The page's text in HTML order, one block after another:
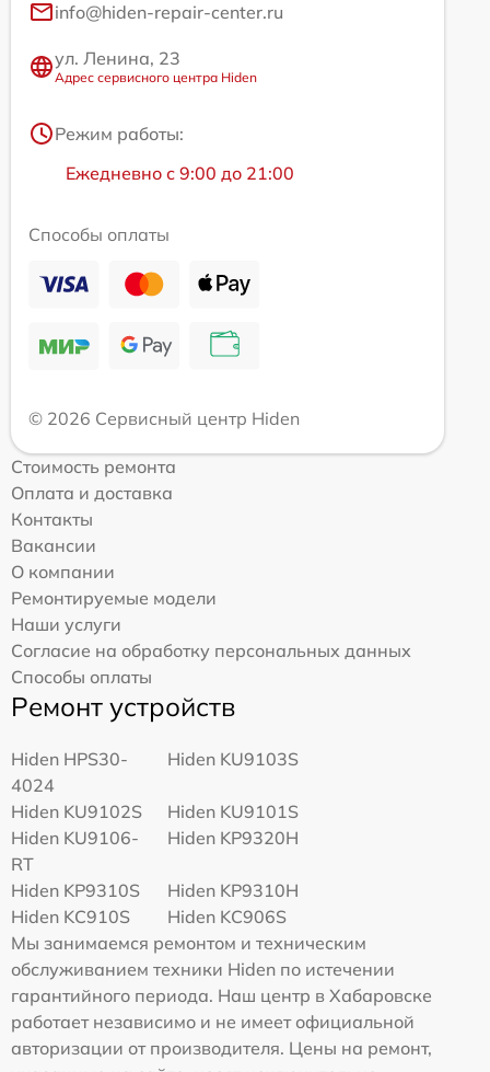
info@hiden-repair-center.ru
ул. Ленина, 23
Адрес сервисного центра Hiden
Режим работы:
Ежедневно с 9:00 до 21:00
Способы оплаты
© 2026 Сервисный центр Hiden
Стоимость ремонта
Оплата и доставка
Контакты
Вакансии
О компании
Ремонтируемые модели
Наши услуги
Согласие на обработку персональных данных
Способы оплаты
Ремонт устройств
Hiden HPS30-
4024
Hiden KU9103S
Hiden KU9102S
Hiden KU9101S
Hiden KU9106-
RT
Hiden KP9320H
Hiden KP9310S
Hiden KP9310H
Hiden KC910S
Hiden KC906S
Мы занимаемся ремонтом и техническим
обслуживанием техники Hiden по истечении
гарантийного периода. Наш центр в Хабаровске
работает независимо и не имеет официальной
авторизации от производителя. Цены на ремонт,